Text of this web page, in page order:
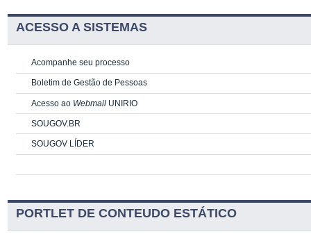
ACESSO A SISTEMAS
Acompanhe seu processo
Boletim de Gestão de Pessoas
Acesso ao Webmail UNIRIO
SOUGOV.BR
SOUGOV LÍDER
PORTLET DE CONTEUDO ESTÁTICO